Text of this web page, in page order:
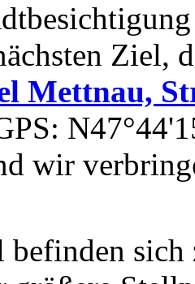
Ziel,
Mettnau,
wir